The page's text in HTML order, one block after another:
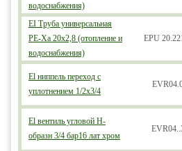
водоснабжения)
EI Труба универсальная
РЕ-Ха 20х2,8 (отопление и
водоснабжения)
EРU
El ниппель переход с
уплотнением 1/2х3/4
El вентиль угловой Н-
образн 3/4 бар16 лат хром